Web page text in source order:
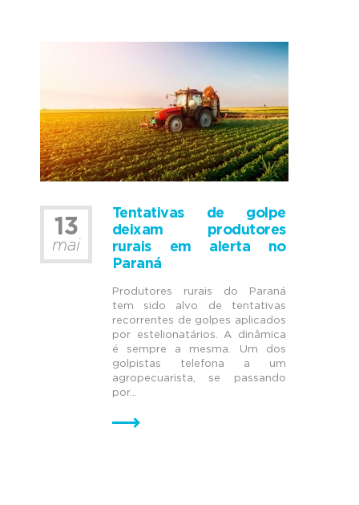
13
mai
Tentativas de golpe
deixam produtores
rurais em alerta no
Paraná
Produtores rurais do Paraná
tem sido alvo de tentativas
recorrentes de golpes aplicados
por estelionatários. A dinâmica
é sempre a mesma. Um dos
golpistas telefona a um
agropecuarista, se passando
por...